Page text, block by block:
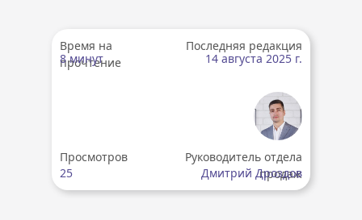
Время на
прочтение
8 минут
Последняя редакция
14 августа 2025 г.
Руководитель отдела
продаж
Дмитрий Дроздов
Просмотров
25